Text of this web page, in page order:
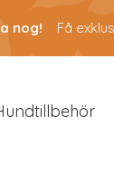
nog! Få